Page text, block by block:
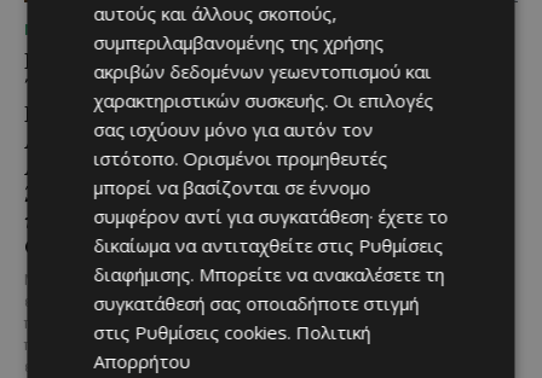
ΜΈΝΟΥΜΕ ΕΝΗΜΕΡΩΜΈΝΟΙ
Εμβληματική
Τουριστική Έκταση στην
Παραλιακή Ζώνη
Αλαμινού με
Αδειοδοτημένη
Ξενοδοχειακή Ανάπτυξη
και Πανοραμική Θέα της
Θάλασσας
Μια εξαιρετικά σπάνια
επενδυτική ευκαιρία
παρουσιάζεται στην παραλιακή
περιοχή του Αλαμινού, στην
επαρχία Λάρνακας. Πρόκειται
ΜΈΝΟΥΜΕ ΕΝΗΜΕΡΩΜΈΝΟΙ
Επένδυση €31 εκατ. για
εκσυγχρονισμό των
Υπηρεσιών Κοινωνικής
Ευημερίας
Το έργο υλοποιείται στο πλαίσιο
του Προγράμματος Πολιτικής
Συνοχής «ΘΑΛΕΙΑ2021-2027», με
τη συγχρηματοδότησης της ΕΕ
Σε μία από τις...
αυτούς και άλλους σκοπούς,
συμπεριλαμβανομένης της χρήσης
ακριβών δεδομένων γεωεντοπισμού και
χαρακτηριστικών συσκευής. Οι επιλογές
σας ισχύουν μόνο για αυτόν τον
ιστότοπο. Ορισμένοι προμηθευτές
μπορεί να βασίζονται σε έννομο
συμφέρον αντί για συγκατάθεση· έχετε το
δικαίωμα να αντιταχθείτε στις Ρυθμίσεις
διαφήμισης. Μπορείτε να ανακαλέσετε τη
συγκατάθεσή σας οποιαδήποτε στιγμή
στις Ρυθμίσεις cookies. Πολιτική
Απορρήτου